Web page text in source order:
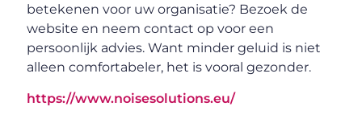
betekenen voor uw organisatie? Bezoek de
website en neem contact op voor een
persoonlijk advies. Want minder geluid is niet
alleen comfortabeler, het is vooral gezonder.
https://www.noisesolutions.eu/